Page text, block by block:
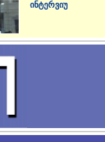
ინტერვიუ